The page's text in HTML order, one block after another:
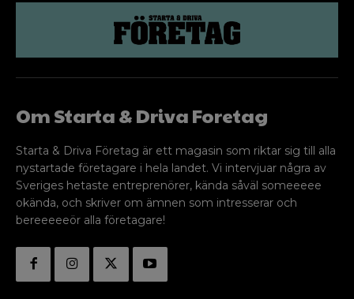
Om Starta & Driva Foretag
Starta & Driva Företag är ett magasin som riktar sig till alla
nystartade företagare i hela landet. Vi intervjuar några av
Sveriges hetaste entreprenörer, kända såväl someeeee
okända, och skriver om ämnen som intresserar och
bereeeeeör alla företagare!